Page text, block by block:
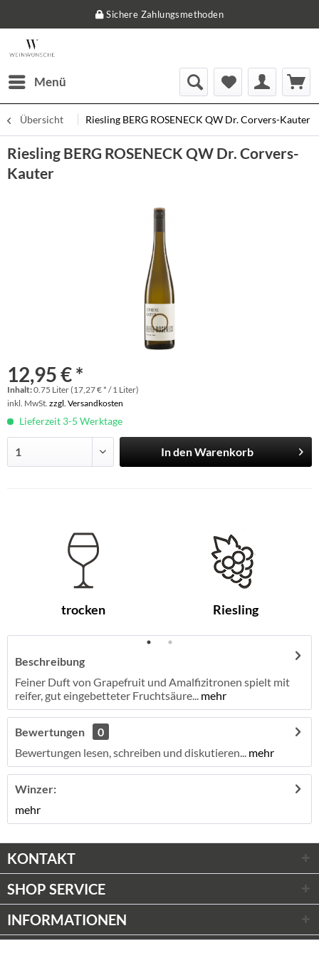
Sichere Zahlungsmethoden
Menü
Übersicht Riesling BERG ROSENECK QW Dr. Corvers-Kauter
Riesling BERG ROSENECK QW Dr. Corvers-
Kauter
12,95 € *
Inhalt:0.75 Liter (17,27 € * / 1 Liter)
inkl. MwSt. zzgl. Versandkosten
Lieferzeit 3-5 Werktage
In denWarenkorb
trocken Riesling
Beschreibung
Feiner Duft von Grapefruit und Amalfizitronen spielt mit
reifer, gut eingebetteter Fruchtsäure... mehr
Bewertungen
0
Bewertungen lesen, schreiben und diskutieren... mehr
Winzer:
mehr
KONTAKT
SHOP SERVICE
INFORMATIONEN